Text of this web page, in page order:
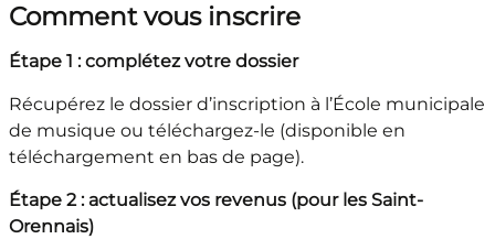
Comment vous inscrire
Étape 1 : complétez votre dossier
Récupérez le dossier d’inscription à l’École municipale
de musique ou téléchargez-le (disponible en
téléchargement en bas de page).
Étape 2 : actualisez vos revenus (pour les Saint-
Orennais)